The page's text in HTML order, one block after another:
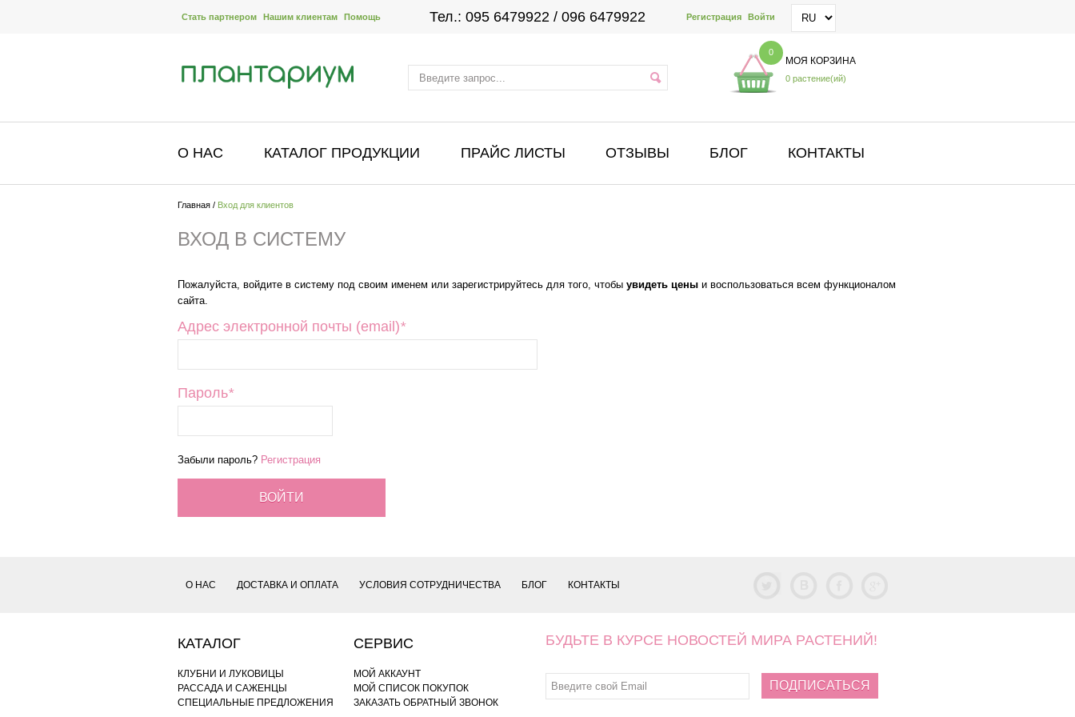
Стать партнером Нашим клиентам Помощь Тел.: 095 6479922 / 096 6479922 Регистрация Войти
0
МОЯ КОРЗИНА
0 растение(ий)
О НАС КАТАЛОГ ПРОДУКЦИИ ПРАЙС ЛИСТЫ ОТЗЫВЫ БЛОГ КОНТАКТЫ
Главная / Вход для клиентов
ВХОД В СИСТЕМУ
Пожалуйста, войдите в систему под своим именем или зарегистрируйтесь для того, чтобы увидеть цены и воспользоваться всем функционалом
сайта.
Адрес электронной почты (email)*
Пароль*
Забыли пароль? Регистрация
ВОЙТИ
О НАС ДОСТАВКА И ОПЛАТА УСЛОВИЯ СОТРУДНИЧЕСТВА БЛОГ КОНТАКТЫ
КАТАЛОГ
КЛУБНИ И ЛУКОВИЦЫ
РАССАДА И САЖЕНЦЫ
СПЕЦИАЛЬНЫЕ ПРЕДЛОЖЕНИЯ
СЕРВИС
МОЙ АККАУНТ
МОЙ СПИСОК ПОКУПОК
ЗАКАЗАТЬ ОБРАТНЫЙ ЗВОНОК
БУДЬТЕ В КУРСЕ НОВОСТЕЙ МИРА РАСТЕНИЙ!
ПОДПИСАТЬСЯ